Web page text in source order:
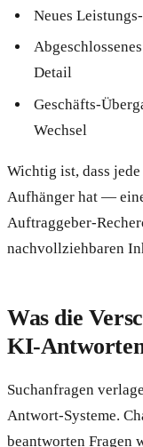
Neues
Detail
Geschäfts-
Wechsel
Wichtig ist, dass
Aufhänger hat —
Auftraggeber-
nachvollziehbaren
Was die
KI-
Suchanfragen
Antwort-Systeme.
beantworten Fragen